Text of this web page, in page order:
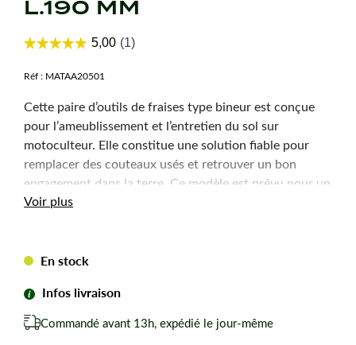
L.190 MM
Réf : MATAA20501
Cette paire d’outils de fraises type bineur est conçue
pour l’ameublissement et l’entretien du sol sur
motoculteur. Elle constitue une solution fiable pour
remplacer des couteaux usés et retrouver un bon
engagement dans la terre. Ce modèle est prévu pour un
montage en fraises de Ø300 mm.
Caractéristiques
techniques
Diamètre trou :8 mm
Voir plus
En stock
Infos livraison
Commandé avant 13h, expédié le jour-même